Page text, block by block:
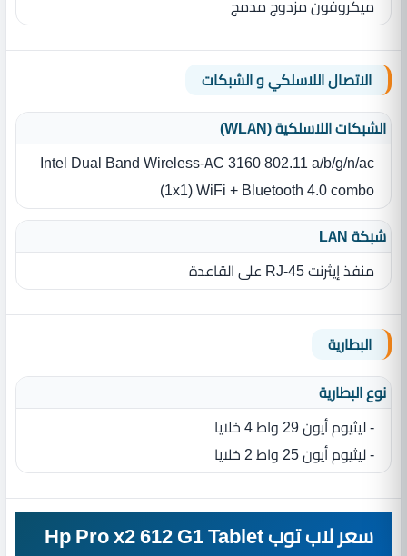
ميكروفون مزدوج مدمج
الاتصال اللاسلكي و الشبكات
الشبكات اللاسلكية (WLAN)
Intel Dual Band Wireless-AC 3160 802.11 a/b/g/n/ac
(1x1) WiFi + Bluetooth 4.0 combo
شبكة LAN
منفذ إيثرنت RJ-45 على القاعدة
البطارية
نوع البطارية‏
- ليثيوم أيون 29 واط 4 خلايا
- ليثيوم أيون 25 واط 2 خلايا
سعر لاب توب Hp Pro x2 612 G1 Tablet